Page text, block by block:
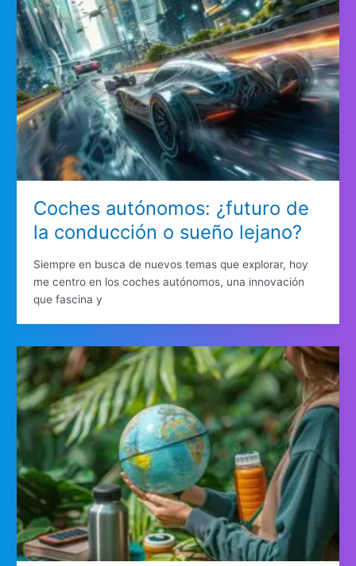
Coches autónomos: ¿futuro de
la conducción o sueño lejano?
Siempre en busca de nuevos temas que explorar, hoy
me centro en los coches autónomos, una innovación
que fascina y